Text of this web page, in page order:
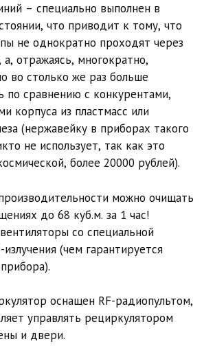
– специально выполнен в
что приводит к тому, что
не однократно проходят через
а, отражаясь, многократно,
во столько же раз больше
по сравнению с конкурентами,
корпуса из пластмасс или
(нержавейку в приборах такого
не использует, так как это
более 20000 рублей).
можно очищать
до 68 куб.м. за 1 час!
со специальной
(чем гарантируется
оснащен RF-радиопультом,
управлять рециркулятором
и двери.